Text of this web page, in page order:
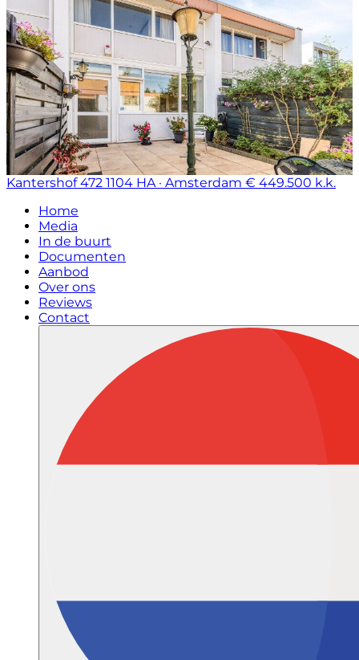
Kantershof 472 1104 HA · Amsterdam € 449.500 k.k.
Home
Media
In de buurt
Documenten
Aanbod
Over ons
Reviews
Contact